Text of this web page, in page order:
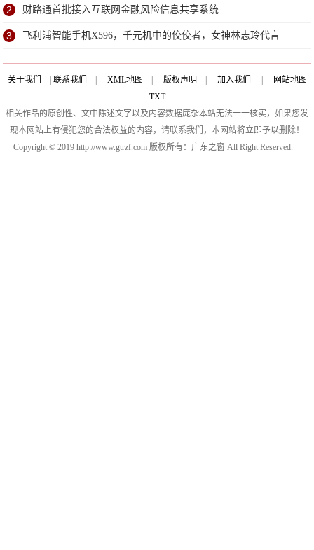
2 财路通首批接入互联网金融风险信息共享系统
3 飞利浦智能手机X596，千元机中的佼佼者，女神林志玲代言
关于我们 联系我们 XML地图 版权声明 加入我们
网站地图
TXT
相关作品的原创性、文中陈述文字以及内容数据庞杂本站无法一一核实，如果您发
现本网站上有侵犯您的合法权益的内容，请联系我们，本网站将立即予以删除！
Copyright © 2019 http://www.gtrzf.com 版权所有：广东之窗 All Right Reserved.